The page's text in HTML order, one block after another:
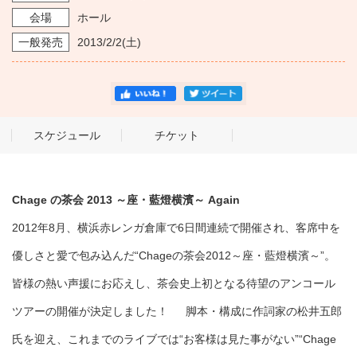
・ レストラン/カフェ
会場
ホール
一般発売
2013/2/2(土)
スケジュール チケット
Chage の茶会 2013 ～座・藍燈横濱～ Again
2012年8月、横浜赤レンガ倉庫で6日間連続で開催され、客席中を
優しさと愛で包み込んだ“Chageの茶会2012～座・藍燈横濱～”。
皆様の熱い声援にお応えし、茶会史上初となる待望のアンコール
ツアーの開催が決定しました！ 脚本・構成に作詞家の松井五郎
氏を迎え、これまでのライブでは“お客様は見た事がない”“Chage